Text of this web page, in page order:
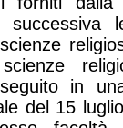
in
del 15